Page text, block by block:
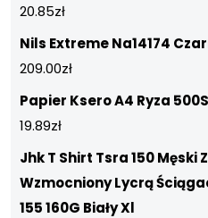
20.85zł
Nils Extreme Na14174
209.00zł
Papier Ksero A4 Ryza
19.89zł
Jhk T Shirt Tsra 150 Męski
Wzmocniony Lycrą
155 160G Biały Xl